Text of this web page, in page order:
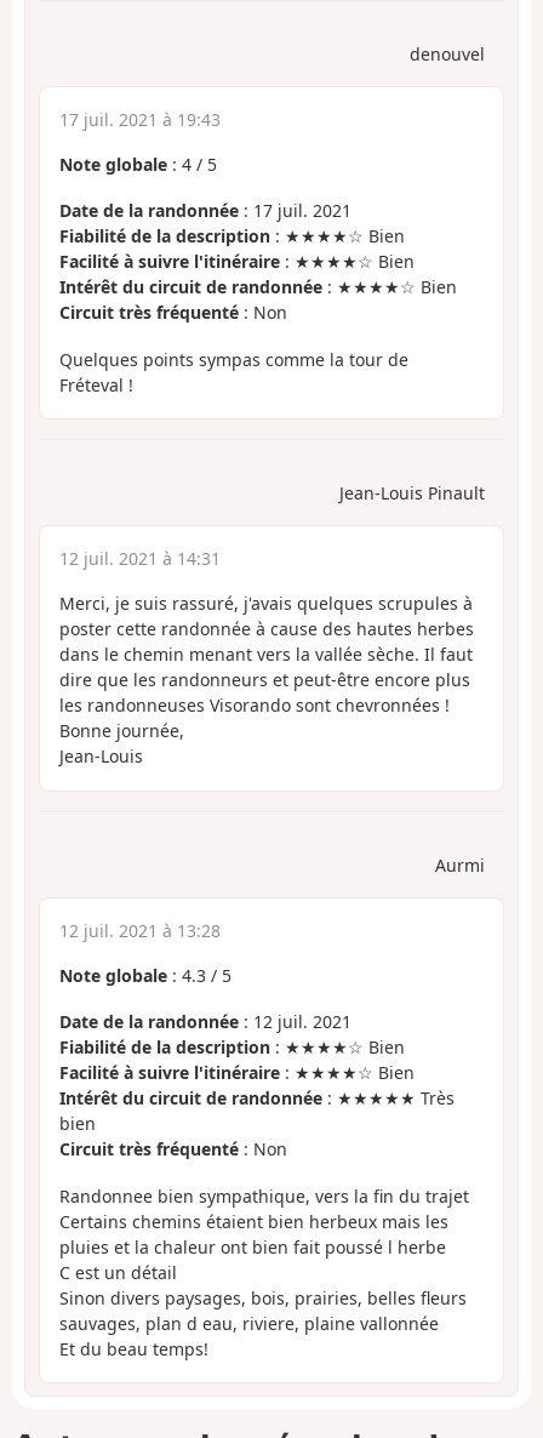
denouvel
17 juil. 2021 à 19:43
Note globale : 4 / 5
Date de la randonnée : 17 juil. 2021
Fiabilité de la description : ★★★★☆ Bien
Facilité à suivre l'itinéraire : ★★★★☆ Bien
Intérêt du circuit de randonnée : ★★★★☆ Bien
Circuit très fréquenté : Non
Quelques points sympas comme la tour de
Fréteval !
Jean-Louis Pinault
12 juil. 2021 à 14:31
Merci, je suis rassuré, j'avais quelques scrupules à
poster cette randonnée à cause des hautes herbes
dans le chemin menant vers la vallée sèche. Il faut
dire que les randonneurs et peut-être encore plus
les randonneuses Visorando sont chevronnées !
Bonne journée,
Jean-Louis
Aurmi
12 juil. 2021 à 13:28
Note globale : 4.3 / 5
Date de la randonnée : 12 juil. 2021
Fiabilité de la description : ★★★★☆ Bien
Facilité à suivre l'itinéraire : ★★★★☆ Bien
Intérêt du circuit de randonnée : ★★★★★ Très
bien
Circuit très fréquenté : Non
Randonnee bien sympathique, vers la fin du trajet
Certains chemins étaient bien herbeux mais les
pluies et la chaleur ont bien fait poussé l herbe
C est un détail
Sinon divers paysages, bois, prairies, belles fleurs
sauvages, plan d eau, riviere, plaine vallonnée
Et du beau temps!